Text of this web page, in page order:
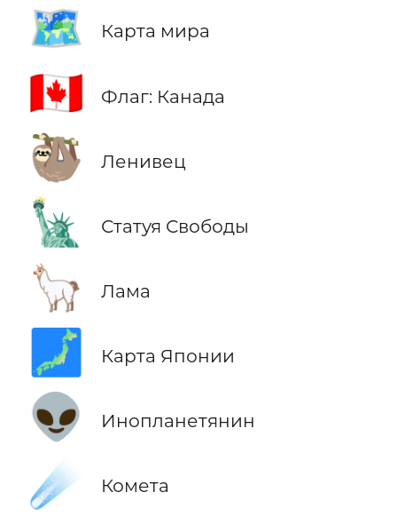
🗺️ Карта мира
🇨🇦 Флаг: Канада
🦥 Ленивец
🗽 Статуя Свободы
🦙 Лама
🗾 Карта Японии
👽 Инопланетянин
☄️ Комета